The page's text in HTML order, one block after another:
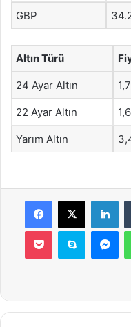
GBP
Altın Türü
24 Ayar Altın
22 Ayar Altın
Yarım Altın
Facebook
X
Pocket Skype